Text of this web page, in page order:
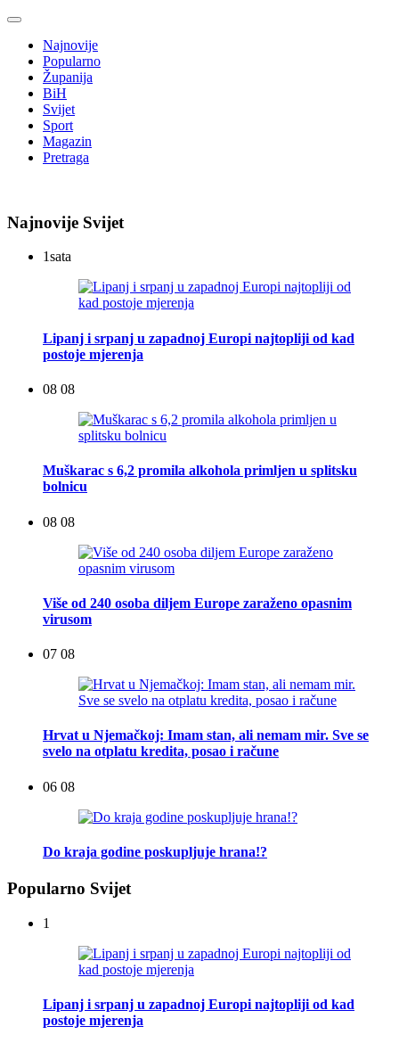
Najnovije
Popularno
Županija
BiH
Svijet
Sport
Magazin
Pretraga
Najnovije Svijet
1sata
Lipanj i srpanj u zapadnoj Europi najtopliji od kad
postoje mjerenja
08 08
Muškarac s 6,2 promila alkohola primljen u splitsku
bolnicu
08 08
Više od 240 osoba diljem Europe zaraženo opasnim
virusom
07 08
Hrvat u Njemačkoj: Imam stan, ali nemam mir. Sve se
svelo na otplatu kredita, posao i račune
06 08
Do kraja godine poskupljuje hrana!?
Popularno Svijet
1
Lipanj i srpanj u zapadnoj Europi najtopliji od kad
postoje mjerenja